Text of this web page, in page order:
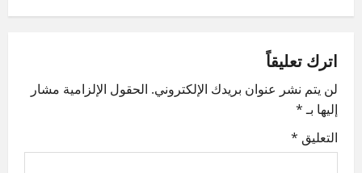
n
a
v
i
g
اترك تعليقاً
لن يتم نشر عنوان بريدك الإلكتروني. الحقول الإلزامية مشار
إليها بـ*
التعليق *